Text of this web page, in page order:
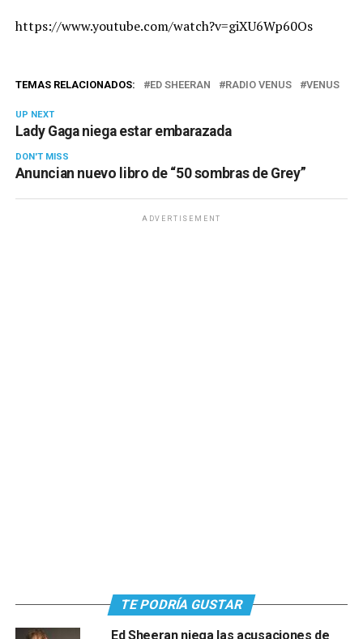
https://www.youtube.com/watch?v=giXU6Wp60Os
TEMAS RELACIONADOS: ED SHEERAN RADIO VENUS VENUS
UP NEXT
Lady Gaga niega estar embarazada
DON'T MISS
Anuncian nuevo libro de “50 sombras de Grey”
ADVERTISEMENT
TE PODRÍA GUSTAR
Ed Sheeran niega las acusaciones de